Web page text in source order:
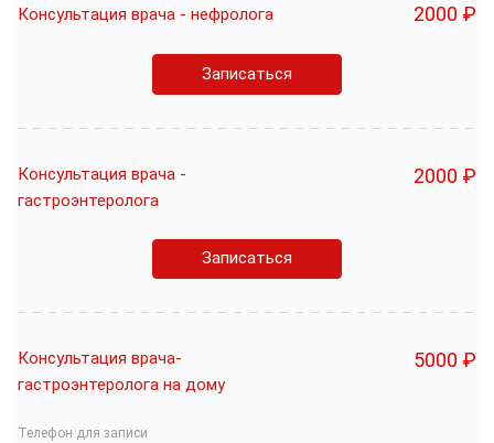
Консультация врача - нефролога 2000 ₽
Записаться
Консультация врача -
гастроэнтеролога
2000 ₽
Записаться
Консультация врача-
гастроэнтеролога на дому
5000 ₽
Телефон для записи